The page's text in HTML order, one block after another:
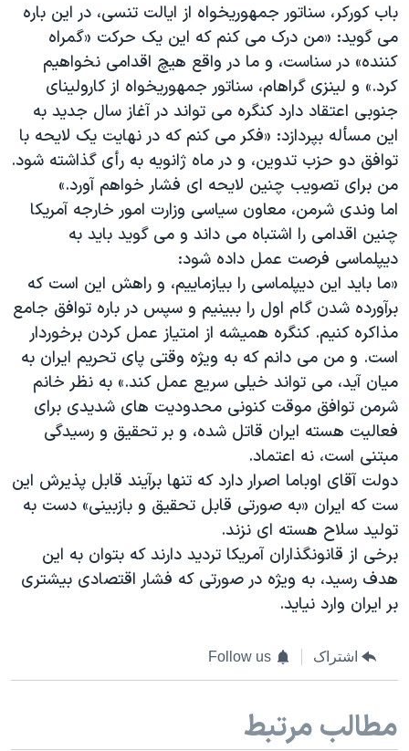
باب کورکر، سناتور جمهوریخواه از ایالت تنسی، در این باره
می گوید: «من درک می کنم که این یک حرکت «گمراه
کننده» در سناست، و ما در واقع هیچ اقدامی نخواهیم
کرد.» و لینزی گراهام، سناتور جمهوریخواه از کارولینای
جنوبی اعتقاد دارد کنگره می تواند در آغاز سال جدید به
این مسأله بپردازد: «فکر می کنم که در نهایت یک لایحه با
توافق دو حزب تدوین، و در ماه ژانویه به رأی گذاشته شود.
من برای تصویب چنین لایحه ای فشار خواهم آورد.»
اما وندی شرمن، معاون سیاسی وزارت امور خارجه آمریکا
چنین اقدامی را اشتباه می داند و می گوید باید به
دیپلماسی فرصت عمل داده شود:
«ما باید این دیپلماسی را بیازماییم، و راهش این است که
برآورده شدن گام اول را ببینیم و سپس در باره توافق جامع
مذاکره کنیم. کنگره همیشه از امتیاز عمل کردن برخوردار
است. و من می دانم که به ویژه وقتی پای تحریم ایران به
میان آید، می تواند خیلی سریع عمل کند.» به نظر خانم
شرمن توافق موقت کنونی محدودیت های شدیدی برای
فعالیت هسته ایران قاتل شده، و بر تحقیق و رسیدگی
مبتنی است، نه اعتماد.
دولت آقای اوباما اصرار دارد که تنها برآیند قابل پذیرش این
ست که ایران «به صورتی قابل تحقیق و بازبینی» دست به
تولید سلاح هسته ای نزند.
برخی از قانونگذاران آمریکا تردید دارند که بتوان به این
هدف رسید، به ویژه در صورتی که فشار اقتصادی بیشتری
بر ایران وارد نیاید.
اشتراک Follow us
مطالب مرتبط